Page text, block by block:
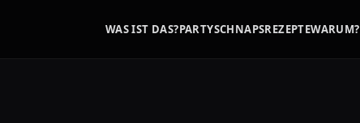
WAS IST DAS?PARTYSCHNAPSREZEPTEWARUM?